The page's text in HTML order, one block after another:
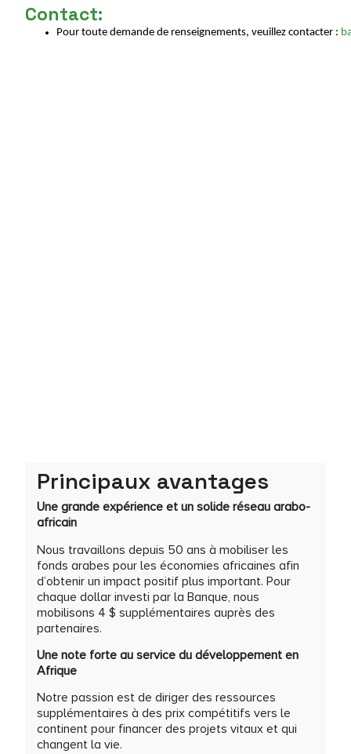
Contact:
Pour toute demande de renseignements, veuillez contacter :
Principaux avantages
Une grande expérience et un solide réseau arabo-
africain
Nous travaillons depuis 50 ans à mobiliser les
fonds arabes pour les économies africaines afin
d’obtenir un impact positif plus important. Pour
chaque dollar investi par la Banque, nous
mobilisons 4 $ supplémentaires auprès des
partenaires.
Une note forte au service du développement en
Afrique
Notre passion est de diriger des ressources
supplémentaires à des prix compétitifs vers le
continent pour financer des projets vitaux et qui
changent la vie.